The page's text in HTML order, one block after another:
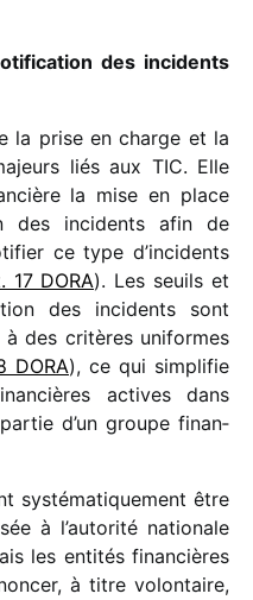
des inci­dents
la prise en charge et la
liés aux TIC. Elle
la mise en place
des inci­dents afin de
ce type d’incidents
17 DORA). Les seuils et
des inci­dents sont
des critères uniformes
DORA), ce qui simpli­fie
actives dans
d’un groupe finan­
systé­ma­ti­que­ment être
à l’autorité natio­nale
les enti­tés finan­cières
à titre volon­taire,